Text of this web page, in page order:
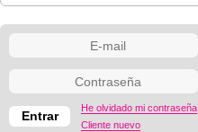
He olvidado mi contraseña
Cliente nuevo